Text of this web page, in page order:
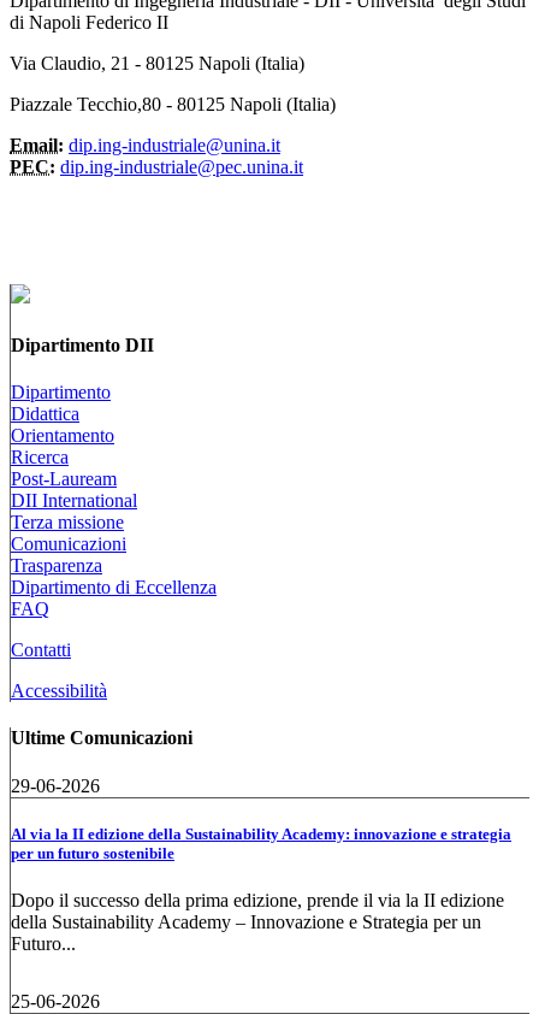
di Napoli Federico II
Via Claudio, 21 - 80125 Napoli (Italia)
Piazzale Tecchio,80 - 80125 Napoli (Italia)
Email: dip.ing-industriale@unina.it
PEC: dip.ing-industriale@pec.unina.it
Dipartimento DII
Dipartimento
Didattica
Orientamento
Ricerca
Post-Lauream
DII International
Terza missione
Comunicazioni
Trasparenza
Dipartimento di Eccellenza
FAQ
Contatti
Accessibilità
Ultime Comunicazioni
29-06-2026
Al via la II edizione della Sustainability Academy: innovazione e strategia
per un futuro sostenibile
Dopo il successo della prima edizione, prende il via la II edizione
della Sustainability Academy – Innovazione e Strategia per un
Futuro...
25-06-2026